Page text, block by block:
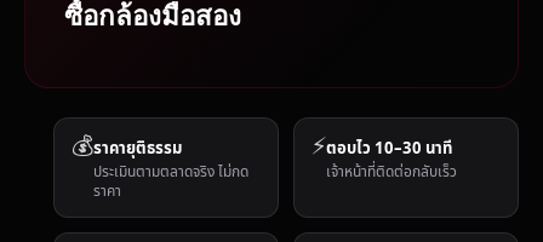
ซื้อกล้องมือสอง
💰ราคายุติธรรม
ประเมินตามตลาดจริง ไม่กด
ราคา
⚡ตอบไว 10–30 นาที
เจ้าหน้าที่ติดต่อกลับเร็ว